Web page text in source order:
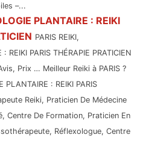
–...
PLANTAIRE : REIKI
PARIS REIKI,
REIKI PARIS THÉRAPIE PRATICIEN
Prix … Meilleur Reiki à PARIS ?
PLANTAIRE : REIKI PARIS
Reiki, Praticien De Médecine
Centre De Formation, Praticien En
Réflexologue, Centre